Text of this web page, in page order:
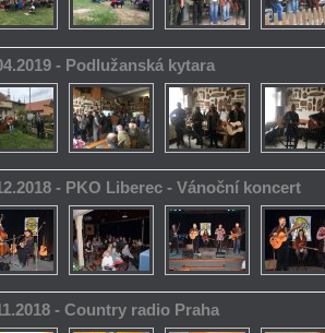
- Podlužanská kytara
- PKO Liberec - Vánoční koncert
- Country radio Praha